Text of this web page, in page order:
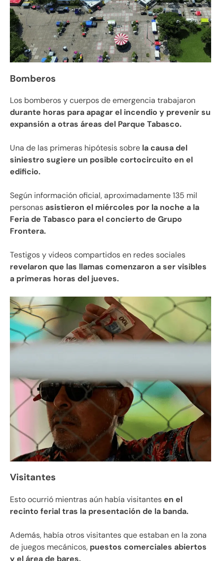
Bomberos
Los bomberos y cuerpos de emergencia trabajaron
durante horas para apagar el incendio y prevenir su
expansión a otras áreas del Parque Tabasco.
Una de las primeras hipótesis sobre la causa del
siniestro sugiere un posible cortocircuito en el
edificio.
Según información oficial, aproximadamente 135 mil
personasasistieron el miércoles por la noche a la
Feria de Tabasco para el concierto de Grupo
Frontera.
Testigos y videos compartidos en redes sociales
revelaron que las llamas comenzaron a ser visibles
a primeras horas del jueves.
Visitantes
Esto ocurrió mientras aún había visitantesen el
recinto ferial tras la presentación de la banda.
Además, había otros visitantes que estaban en la zona
de juegos mecánicos, puestos comerciales abiertos
y el área de bares.